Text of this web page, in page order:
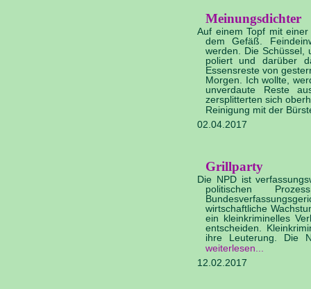
Meinungsdichter
Auf einem Topf mit
dem Gefäß.
werden. Die Schüssel,
poliert und darüber
Essensreste von
Morgen. Ich wollte,
unverdaute Reste
zersplitterten sich
Reinigung mit der
02.04.2017
Grillparty
Die NPD ist
politischen
wirtschaftliche
ein kleinkriminelles
entscheiden.
ihre Leuterung. Die
weiterlesen
12.02.2017